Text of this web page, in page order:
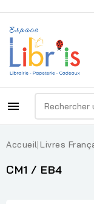

Accueil Livres
CM1 / EB4